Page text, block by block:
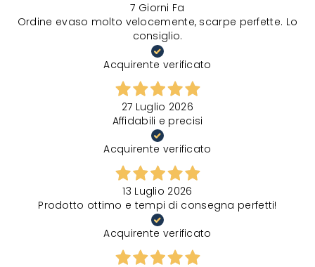
7 Giorni Fa
Ordine evaso molto velocemente, scarpe perfette. Lo
consiglio.
Acquirente verificato
27 Luglio 2026
Affidabili e precisi
Acquirente verificato
13 Luglio 2026
Prodotto ottimo e tempi di consegna perfetti!
Acquirente verificato